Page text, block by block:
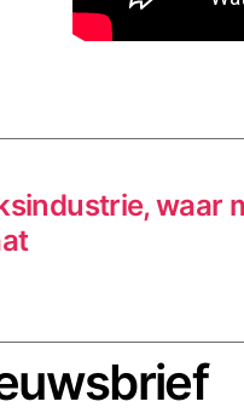
waar